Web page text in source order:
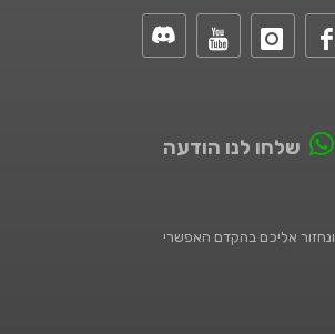
שלחו לנו הודעה
ונחזור אליכם בהקדם האפשרי